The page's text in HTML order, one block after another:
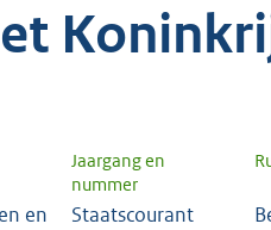
Jaargang en
nummer
en
Staatscourant